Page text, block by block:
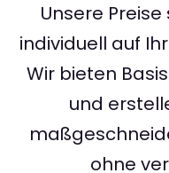
Unsere
individuell auf
Wir bieten
und
ohne